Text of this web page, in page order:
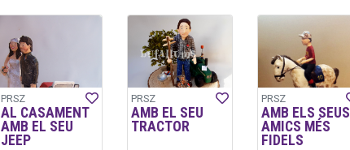
PRSZ
AL CASAMENT
AMB EL SEU
JEEP
PRSZ
AMB EL SEU
TRACTOR
PRSZ
AMB ELS SEUS
AMICS MÉS
FIDELS